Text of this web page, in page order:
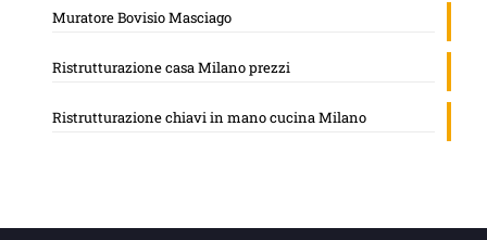
Muratore Bovisio Masciago
Ristrutturazione casa Milano prezzi
Ristrutturazione chiavi in mano cucina Milano